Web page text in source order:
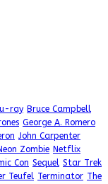
ray Bruce Campbell
George A. Romero
John Carpenter
Zombie Netflix
Con Sequel Star Trek
Teufel Terminator The